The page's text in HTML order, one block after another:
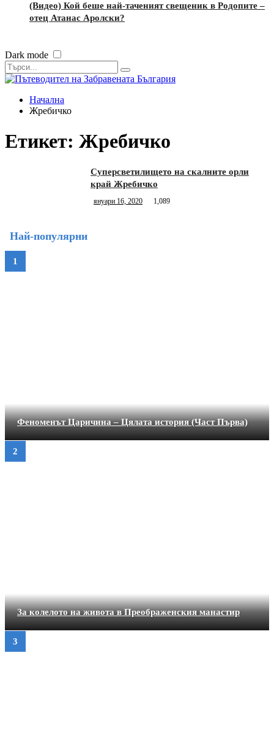
(Видео) Кой беше най-таченият свещеник в Родопите –
отец Атанас Аролски?
Dark mode
Начална
Жребичко
Етикет: Жребичко
Суперсветилището на скалните орли
край Жребичко
януари 16, 2020 1,089
Най-популярни
Феноменът Царичина – Цялата история (Част Първа)
За колелото на живота в Преображенския манастир